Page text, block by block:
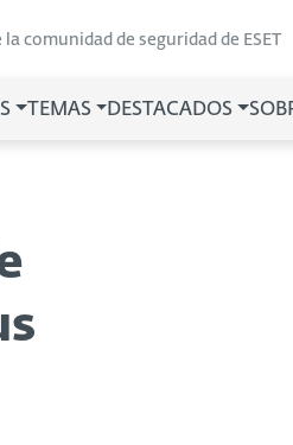
comunidad de seguridad de ESET
TEMAS DESTACADOS